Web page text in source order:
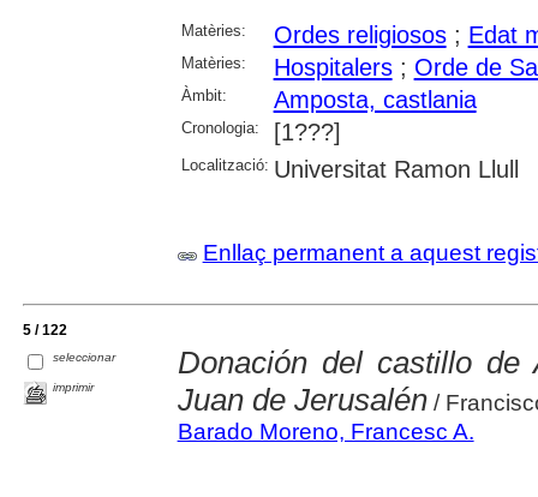
Matèries: Ordes religiosos; Edat
Matèries: Hospitalers; Orde de
Àmbit: Amposta, castlania
Cronologia: [1???]
Localització: Universitat Ramon Llull
Enllaç permanent a aquest
5 / 122
seleccionar
imprimir
Donación del castillo
Juan de Jerusalén/
Barado Moreno, Francesc A.